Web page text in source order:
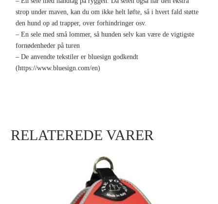
strop under maven, kan du om ikke helt løfte, så i hvert fald støtte
den hund op ad trapper, over forhindringer osv.
– En sele med små lommer, så hunden selv kan være de vigtigste
fornødenheder på turen
– De anvendte tekstiler er bluesign godkendt
(https://www.bluesign.com/en)
RELATEREDE VARER